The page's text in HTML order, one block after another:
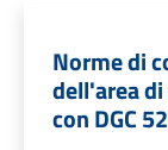
Norme di
dell'area
con DGC